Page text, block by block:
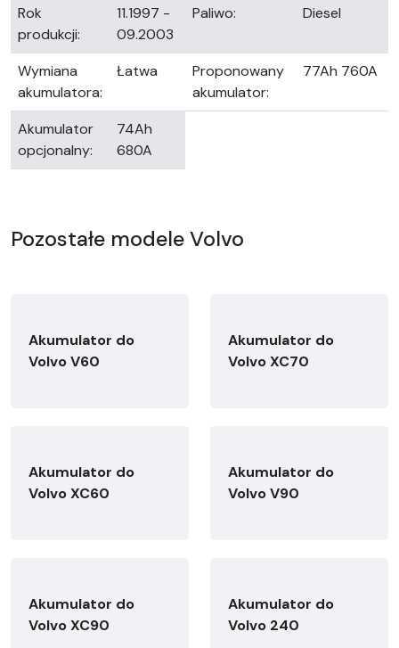
Rok
produkcji:
11.1997 -
09.2003
Paliwo: Diesel
Wymiana
akumulatora:
Łatwa
Proponowany
akumulator:
77Ah 760A
Akumulator
opcjonalny:
74Ah
680A
Pozostałe modele Volvo
Akumulator do
Volvo V60
Akumulator do
Volvo XC70
Akumulator do
Volvo XC60
Akumulator do
Volvo V90
Akumulator do
Volvo XC90
Akumulator do
Volvo 240